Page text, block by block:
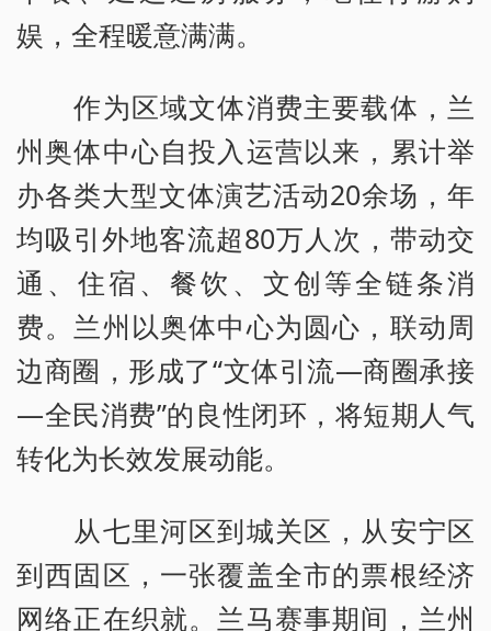
娱，全程暖意满满。
作为区域文体消费主要载体，兰
州奥体中心自投入运营以来，累计举
办各类大型文体演艺活动20余场，年
均吸引外地客流超80万人次，带动交
通、住宿、餐饮、文创等全链条消
费。兰州以奥体中心为圆心，联动周
边商圈，形成了“文体引流—商圈承接
—全民消费”的良性闭环，将短期人气
转化为长效发展动能。
从七里河区到城关区，从安宁区
到西固区，一张覆盖全市的票根经济
网络正在织就。兰马赛事期间，兰州